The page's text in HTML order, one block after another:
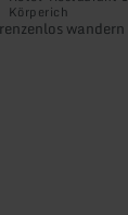
Körperich